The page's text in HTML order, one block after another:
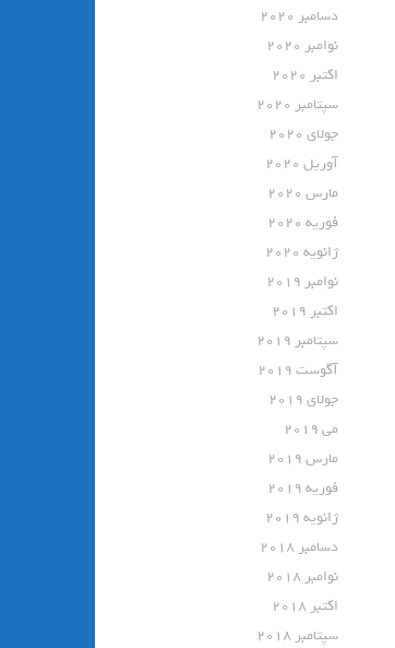
دسامبر 2020
نوامبر 2020
اکتبر 2020
سپتامبر 2020
جولای 2020
آوریل 2020
مارس 2020
فوریه 2020
ژانویه 2020
نوامبر 2019
اکتبر 2019
سپتامبر 2019
آگوست 2019
جولای 2019
می 2019
مارس 2019
فوریه 2019
ژانویه 2019
دسامبر 2018
نوامبر 2018
اکتبر 2018
سپتامبر 2018